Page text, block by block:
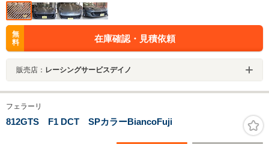
無
料
在庫確認・見積依頼
販売店： レーシングサービスデイノ
フェラーリ
812GTS F1 DCT SPカラーBiancoFuji